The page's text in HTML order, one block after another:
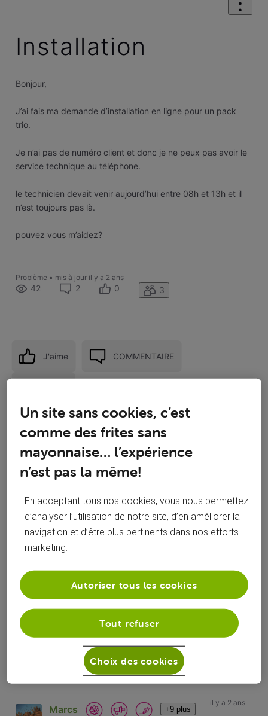
Installation
Bonjour,
J’ai fais ma demande d’installation en ligne pour un pack
trio.
Je n’ai pas de numéro client et donc je ne peux pas avoir le
service technique au téléphone.
le technicien devait venir aujourd’hui entre 08h et 13h et il
n’est toujours pas là.
pouvez vous m’aidez?
Problème • mis à jour il y a 2 ans
42 2 0 3
J'aime COMMENTAIRE
Réponses
Oldest First
Selected
Oldest
FirstMarcs +9 plus
il y a 2 ans
Un site sans cookies, c’est
comme des frites sans
mayonnaise… l’expérience
n’est pas la même!
En acceptant tous nos cookies, vous nous permettez
d’analyser l’utilisation de notre site, d’en améliorer la
navigation et d’être plus pertinents dans nos efforts
marketing.
Tout refuser
Autoriser tous les cookies
Choix des cookies